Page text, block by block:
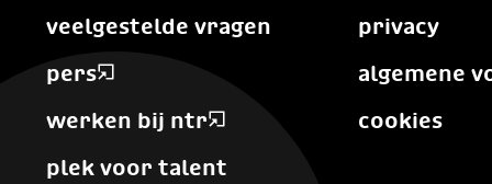
veelgestelde vragen
pers
werken bij ntr
plek voor talent
privacy
algemene
cookies